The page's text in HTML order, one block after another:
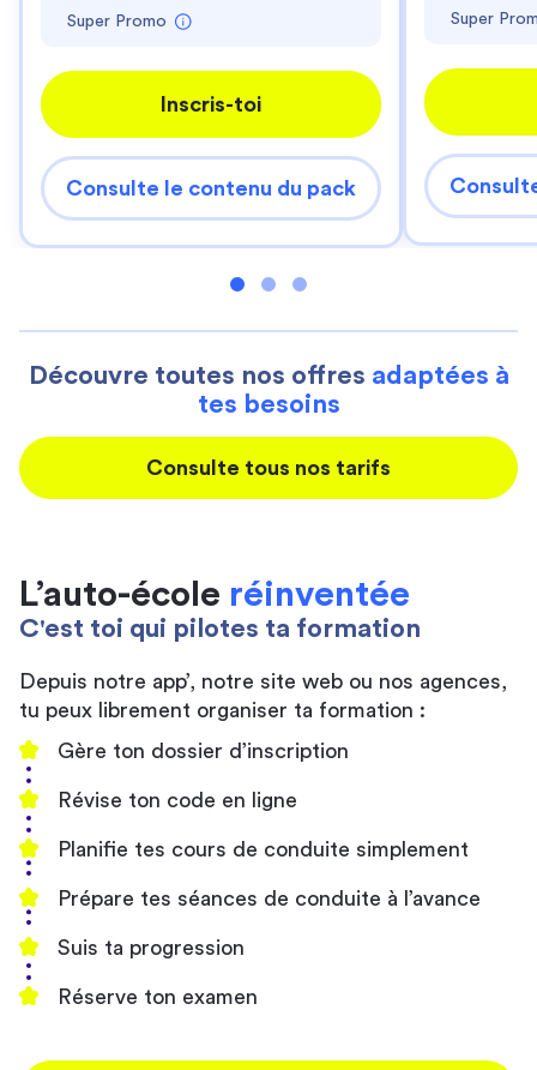
Super Promo
Inscris-toi
Consulte le contenu du pack
Super
Découvre toutes nos offres adaptées à
tes besoins
Consulte tous nos tarifs
L’auto-école réinventée
C'est toi qui pilotes ta formation
Depuis notre app’, notre site web ou nos agences,
tu peux librement organiser ta formation :
Gère ton dossier d’inscription
Révise ton code en ligne
Planifie tes cours de conduite simplement
Prépare tes séances de conduite à l’avance
Suis ta progression
Réserve ton examen